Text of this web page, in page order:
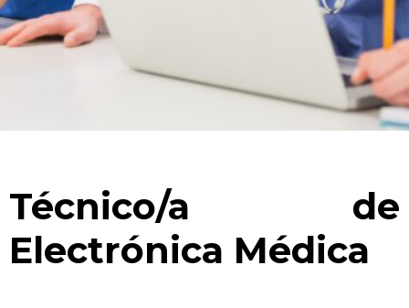
Técnico/a de
Electrónica Médica
Assistente EARTEC · IA